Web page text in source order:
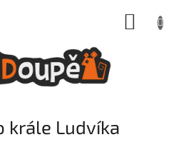
krále Ludvíka